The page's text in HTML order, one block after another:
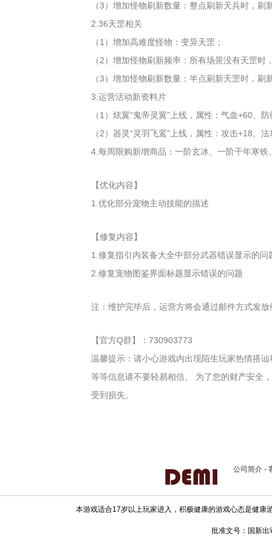
（3）增加怪物刷新数量：整点刷新天兵时，刷
2.36天罡相关
（1）增加高难度怪物：变异天罡；
（2）增加怪物刷新频率：所有场景没有天罡
（3）增加怪物刷新数量：半点刷新天罡时，刷
3.运营活动新资料片
（1）炫翼“鬼帝灵翼”上线，属性：气血+60、
（2）器灵“灵羽飞鸾”上线，属性：攻击+18、
4.每周限购新增商品：一阶玄冰、一阶千年寒铁
【优化内容】
1.优化部分宠物主动技能的描述
【修复内容】
1.修复指引内装备大全中部分武器错误显示的问
2.修复宠物图鉴界面标题显示错误的问题
注：维护完毕后，运营方将会通过邮件方式发
【官方Q群】：730903773
温馨提示：请小心游戏内出现陌生玩家热情搭
等等信息请不要轻易相信。 为了您的财产安全
受到损失。
公司简介 -
本游戏适合17岁以上玩家进入，积极健康的游戏心态是健
批准文号：国新